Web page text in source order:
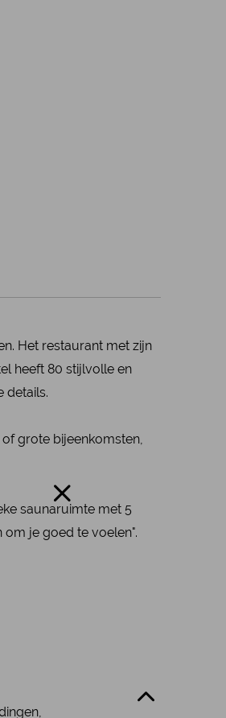
Het restaurant met zijn
heeft 80 stijlvolle en
details.
grote bijeenkomsten,
saunaruimte met 5
je goed te voelen".